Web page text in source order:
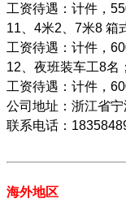
工资待遇：计件，
11、4米2、7米8 箱
工资待遇：计件，
12、夜班装车工8名；
工资待遇：计件，
公司地址：浙江省
联系电话：
海外地区